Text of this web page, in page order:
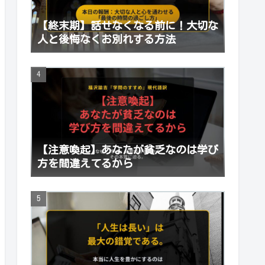
【終末期】話せなくなる前に！大切な
人と後悔なくお別れする方法
【注意喚起】あなたが貧乏なのは学び
方を間違えてるから